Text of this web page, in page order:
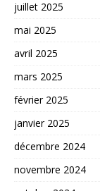
juillet 2025
mai 2025
avril 2025
mars 2025
février 2025
janvier 2025
décembre 2024
novembre 2024